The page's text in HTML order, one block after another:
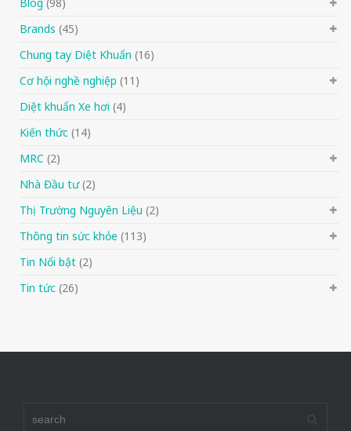
Brands (45)
Chung tay Diệt Khuẩn (16)
Cơ hội nghề nghiệp (11)
Diệt khuẩn Xe hơi (4)
Kiến thức (14)
MRC (2)
Nhà Đầu tư(2)
Thị Trường Nguyên Liệu (2)
Thông tin sức khỏe (113)
Tin Nổi bật (2)
Tin tức (26)